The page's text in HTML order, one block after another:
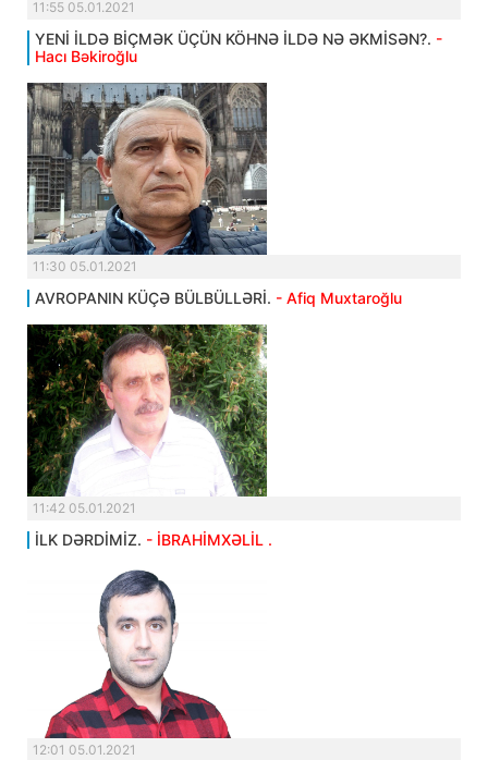
11:55 05.01.2021
YENİ İLDƏ BİÇMƏK ÜÇÜN KÖHNƏ İLDƏ NƏ ƏKMİSƏN?. -
Hacı Bəkiroğlu
11:30 05.01.2021
AVROPANIN KÜÇƏ BÜLBÜLLƏRİ. - Afiq Muxtaroğlu
11:42 05.01.2021
İLK DƏRDİMİZ. - İBRAHİMXƏLİL .
12:01 05.01.2021